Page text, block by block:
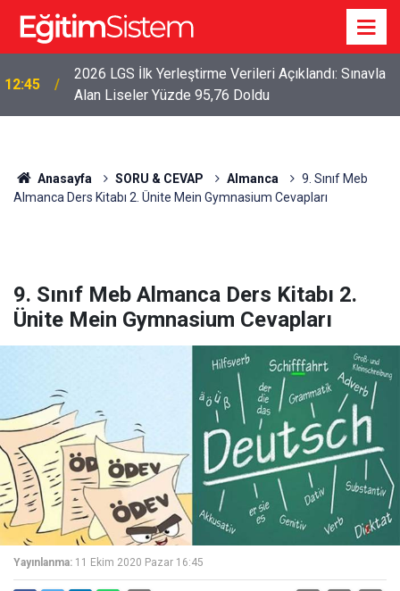
12:45
2026 LGS İlk Yerleştirme Verileri Açıklandı: Sınavla
Alan Liseler Yüzde 95,76 Doldu
Anasayfa SORU & CEVAP Almanca
9. Sınıf Meb
Almanca Ders Kitabı 2. Ünite Mein Gymnasium Cevapları
9. Sınıf Meb Almanca Ders Kitabı 2.
Ünite Mein Gymnasium Cevapları
Yayınlanma: 11 Ekim 2020 Pazar 16:45